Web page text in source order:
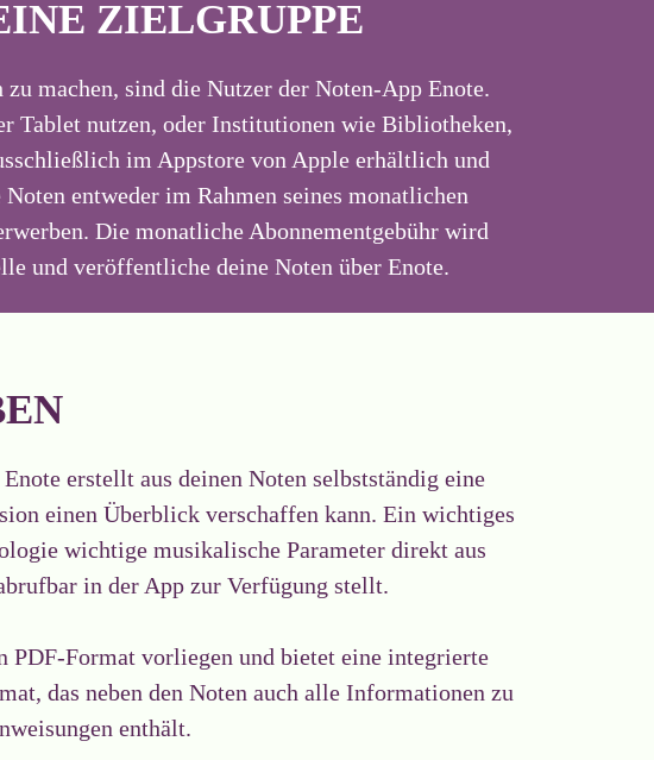
ZIELGRUPPE
machen, sind die Nutzer der Noten-App Enote.
Tablet nutzen, oder Institutionen wie Bibliotheken,
im Appstore von Apple erhältlich und
entweder im Rahmen seines monatlichen
Die monatliche Abonnementgebühr wird
und veröffentliche deine Noten über Enote.
erstellt aus deinen Noten selbstständig eine
einen Überblick verschaffen kann. Ein wichtiges
wichtige musikalische Parameter direkt aus
in der App zur Verfügung stellt.
PDF-Format vorliegen und bietet eine integrierte
das neben den Noten auch alle Informationen zu
enthält.